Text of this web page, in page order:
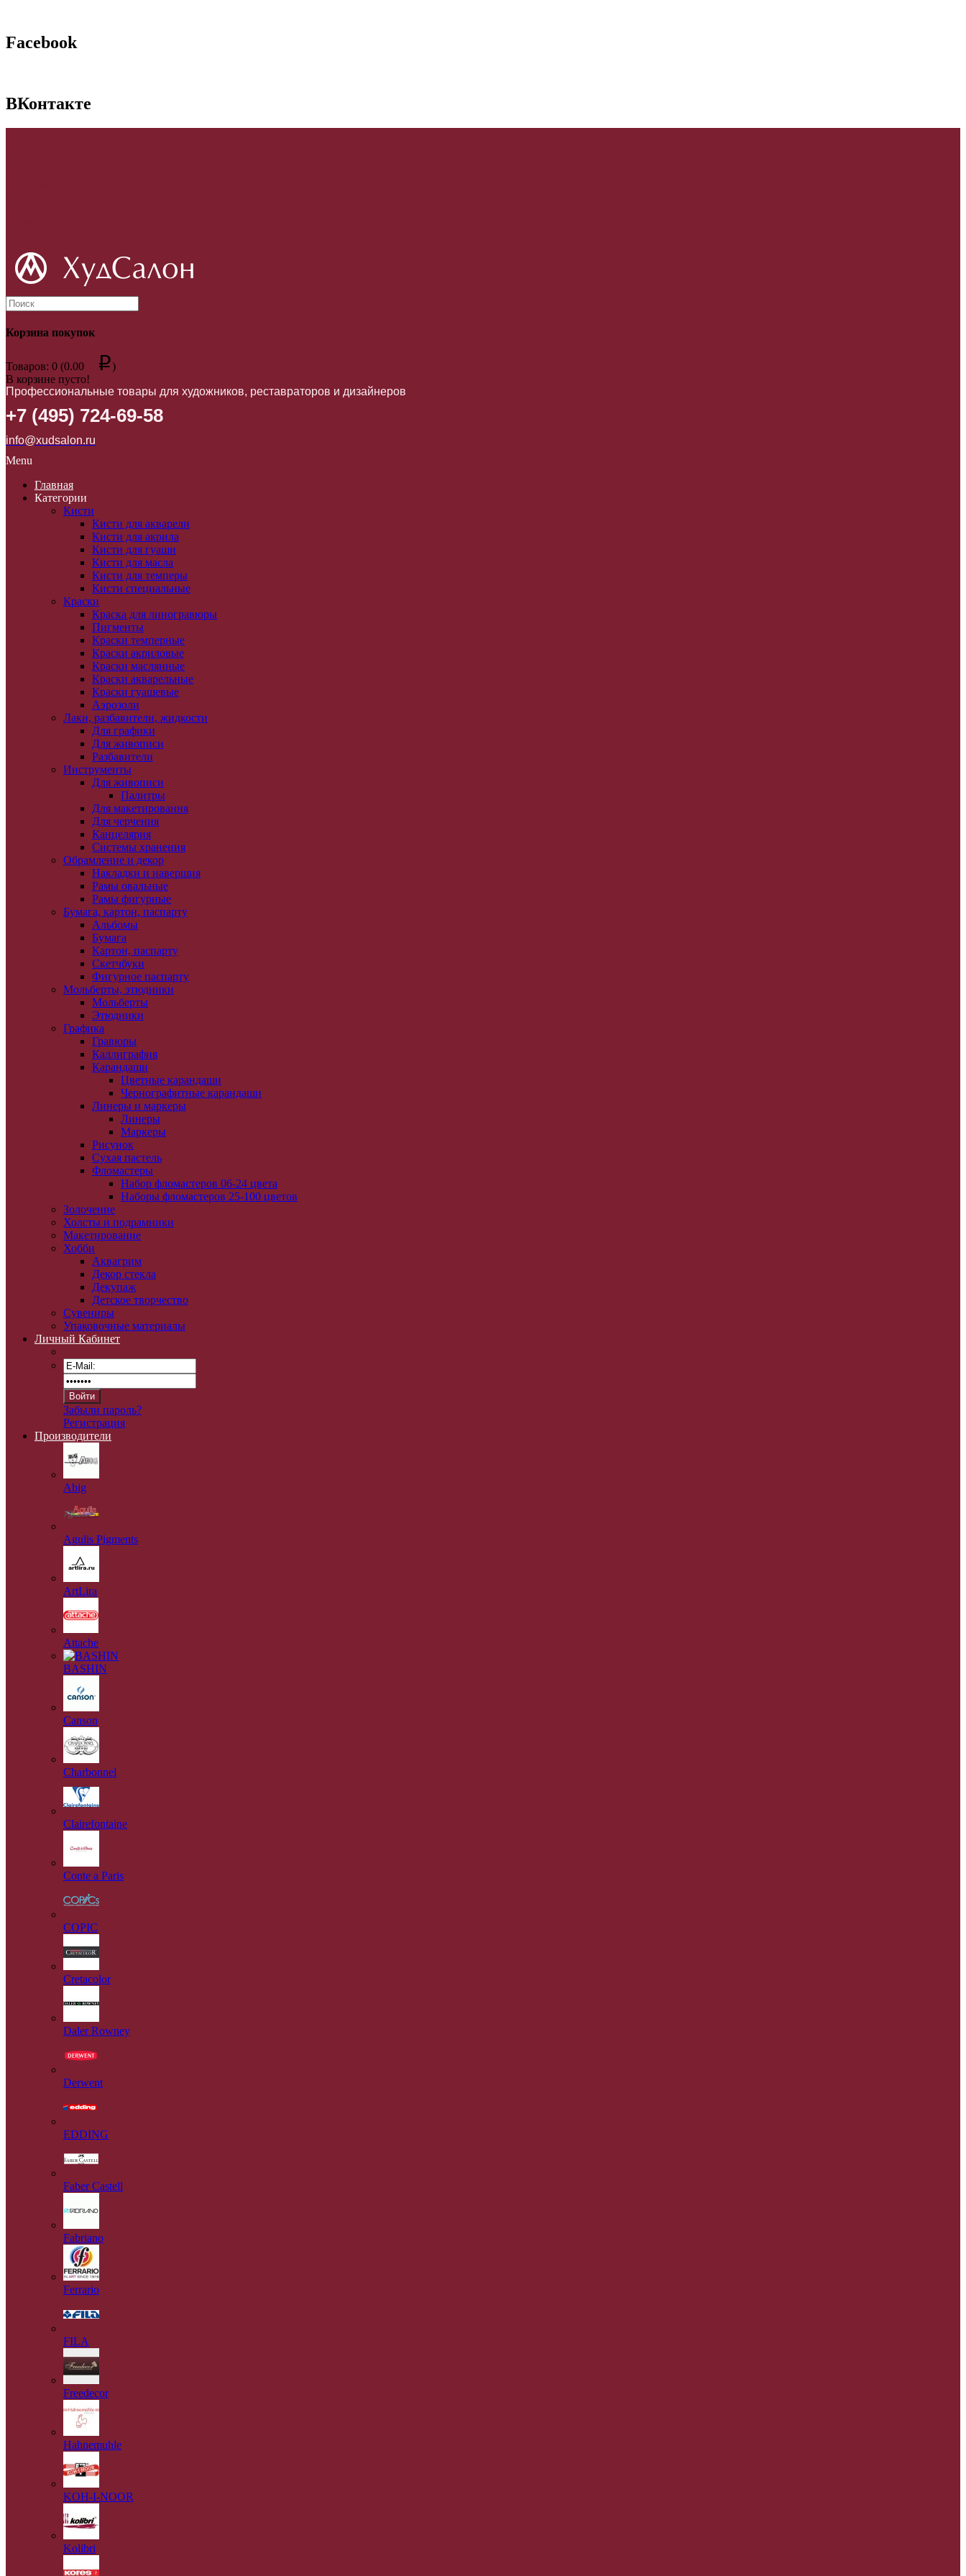
Facebook
ВКонтакте
Корзина покупок
Товаров: 0 (0.00 p)
В корзине пусто!
Профессиональные товары для художников, реставраторов и дизайнеров
+7 (495) 724-69-58
info@xudsalon.ru
Menu
Главная
Категории
Кисти
Кисти для акварели
Кисти для акрила
Кисти для гуаши
Кисти для масла
Кисти для темперы
Кисти специальные
Краски
Краска для линогравюры
Пигменты
Краски темперные
Краски акриловые
Краски маслянные
Краски акварельные
Краски гуашевые
Аэрозоли
Лаки, разбавители, жидкости
Для графики
Для живописи
Разбавители
Инструменты
Для живописи
Палитры
Для макетирования
Для черчения
Канцелярия
Системы хранения
Обрамление и декор
Накладки и навершия
Рамы овальные
Рамы фигурные
Бумага, картон, паспарту
Альбомы
Бумага
Картон, паспарту
Скетчбуки
Фигурное паспарту
Мольберты, этюдники
Мольберты
Этюдники
Графика
Гравюры
Каллиграфия
Карандаши
Цветные карандаши
Чернографитные карандаши
Линеры и маркеры
Линеры
Маркеры
Рисунок
Сухая пастель
Фломастеры
Набор фломастеров 06-24 цвета
Наборы фломастеров 25-100 цветов
Золочение
Холсты и подрамники
Макетирование
Хобби
Аквагрим
Декор стекла
Декупаж
Детское творчество
Сувениры
Упаковочные материалы
Личный Кабинет
Забыли пароль?
Регистрация
Производители
Abig
Agulis Pigments
ArtLira
Attache
BASHIN
Canson
Charbonnel
Clairefontaine
Conte a Paris
COPIC
Cretacolor
Daler Rowney
Derwent
EDDING
Faber Castell
Fabriano
Ferrario
FILA
Freedecor
Hahnemuhle
KOH-I-NOOR
Kolibri